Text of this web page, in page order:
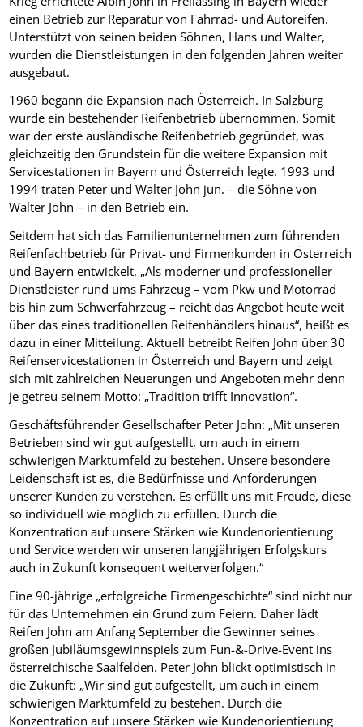
einen Betrieb zur Reparatur von Fahrrad- und Autoreifen.
Unterstützt von seinen beiden Söhnen, Hans und Walter,
wurden die Dienstleistungen in den folgenden Jahren weiter
ausgebaut.
1960 begann die Expansion nach Österreich. In Salzburg
wurde ein bestehender Reifenbetrieb übernommen. Somit
war der erste ausländische Reifenbetrieb gegründet, was
gleichzeitig den Grundstein für die weitere Expansion mit
Servicestationen in Bayern und Österreich legte. 1993 und
1994 traten Peter und Walter John jun. – die Söhne von
Walter John – in den Betrieb ein.
Seitdem hat sich das Familienunternehmen zum führenden
Reifenfachbetrieb für Privat- und Firmenkunden in Österreich
und Bayern entwickelt. „Als moderner und professioneller
Dienstleister rund ums Fahrzeug – vom Pkw und Motorrad
bis hin zum Schwerfahrzeug – reicht das Angebot heute weit
über das eines traditionellen Reifenhändlers hinaus“, heißt es
dazu in einer Mitteilung. Aktuell betreibt Reifen John über 30
Reifenservicestationen in Österreich und Bayern und zeigt
sich mit zahlreichen Neuerungen und Angeboten mehr denn
je getreu seinem Motto: „Tradition trifft Innovation“.
Geschäftsführender Gesellschafter Peter John: „Mit unseren
Betrieben sind wir gut aufgestellt, um auch in einem
schwierigen Marktumfeld zu bestehen. Unsere besondere
Leidenschaft ist es, die Bedürfnisse und Anforderungen
unserer Kunden zu verstehen. Es erfüllt uns mit Freude, diese
so individuell wie möglich zu erfüllen. Durch die
Konzentration auf unsere Stärken wie Kundenorientierung
und Service werden wir unseren langjährigen Erfolgskurs
auch in Zukunft konsequent weiterverfolgen.“
Eine 90-jährige „erfolgreiche Firmengeschichte“ sind nicht nur
für das Unternehmen ein Grund zum Feiern. Daher lädt
Reifen John am Anfang September die Gewinner seines
großen Jubiläumsgewinnspiels zum Fun-&-Drive-Event ins
österreichische Saalfelden. Peter John blickt optimistisch in
die Zukunft: „Wir sind gut aufgestellt, um auch in einem
schwierigen Marktumfeld zu bestehen. Durch die
Konzentration auf unsere Stärken wie Kundenorientierung